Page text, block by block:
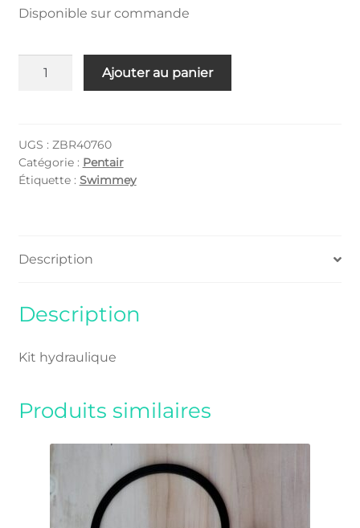
Disponible sur commande
quantité
Ajouter au panier
UGS : ZBR40760
Catégorie : Pentair
Étiquette : Swimmey
Description
Description
Kit hydraulique
Produits similaires